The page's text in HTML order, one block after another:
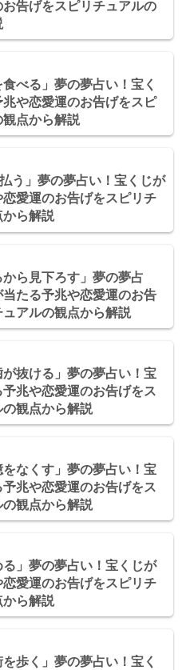
告げをスピリチュアルの
食べる」夢の夢占い！宝く
兆や恋愛運のお告げをスピ
観点から解説
払う」夢の夢占い！宝くじが
愛運のお告げをスピリチ
から解説
から見下ろす」夢の夢占
たる予兆や恋愛運のお告
アルの観点から解説
が抜ける」夢の夢占い！宝
予兆や恋愛運のお告げをス
の観点から解説
をなくす」夢の夢占い！宝
予兆や恋愛運のお告げをス
の観点から解説
る」夢の夢占い！宝くじが
愛運のお告げをスピリチ
から解説
を歩く」夢の夢占い！宝く